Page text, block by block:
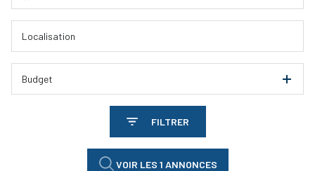
Budget
FILTRER
VOIR LES 1 ANNONCES